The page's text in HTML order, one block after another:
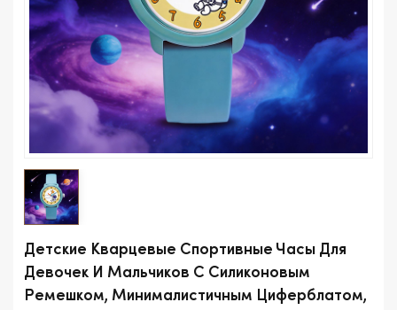
Детские Кварцевые Спортивные Часы Для
Девочек И Мальчиков С Силиконовым
Ремешком, Минималистичным Циферблатом,